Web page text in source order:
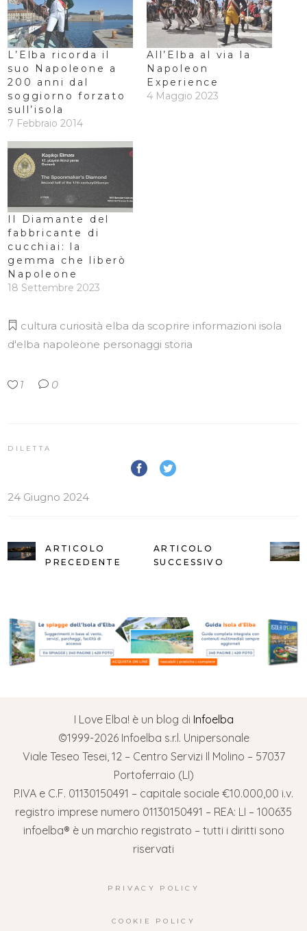
L’Elba ricorda il
suo Napoleone a
200 anni dal
soggiorno forzato
sull’isola
7 Febbraio 2014
All’Elba al via la
Napoleon
Experience
4 Maggio 2023
Il Diamante del
fabbricante di
cucchiai: la
gemma che liberò
Napoleone
18 Settembre 2023
cultura curiosità elba da scoprire informazioni isola
d'elba napoleone personaggi storia
1 0
DILETTA
24 Giugno 2024
ARTICOLO
PRECEDENTE
ARTICOLO
SUCCESSIVO
I Love Elba! è un blog di Infoelba
©1999-2026 Infoelba s.r.l. Unipersonale
Viale Teseo Tesei, 12 – Centro Servizi Il Molino – 57037
Portoferraio (LI)
P.IVA e C.F. 01130150491 – capitale sociale €10.000,00 i.v.
registro imprese numero 01130150491 – REA: LI – 100635
infoelba® è un marchio registrato – tutti i diritti sono
riservati
PRIVACY POLICY
COOKIE POLICY